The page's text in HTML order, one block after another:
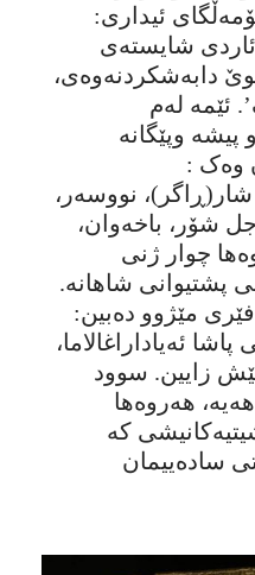
ئیداری:
شایستەی
دابەشکردنەوەی،
ئێمە لەم
پیشە وپێگانە
وەک :
نووسەر،
شۆر، باخەوان،
چوار ژنی
پشتیوانی شاهانە.
مێژوو دەبین:
ئەیاداراغالاما،
پێش زایین. سوود
هەروەها
کە
سادەییمان